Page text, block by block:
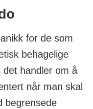
for de som
behagelige
det handler om å
når man skal
begrensede